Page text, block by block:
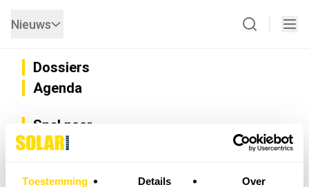
Toestemming Details Over
Nieuws
Dossiers
Agenda
Snel naar
Privacy
Nieuwsbrief